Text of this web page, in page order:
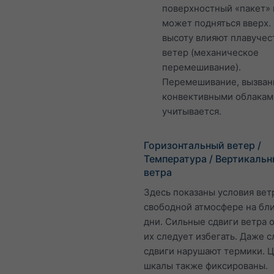
поверхностный «пакет»
может подняться вверх.
высоту влияют
ветер (механическое
перемешивание).
Перемешивание,
конвективными
учитывается.
Горизонтальный ветер /
Температура /
ветра
Здесь показаны условия
свободной атмосфере на
дни. Сильные сдвиги ветра
их следует избегать. Даже
сдвиги нарушают термики.
шкалы также фиксированы.